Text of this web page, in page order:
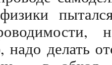
надо делать